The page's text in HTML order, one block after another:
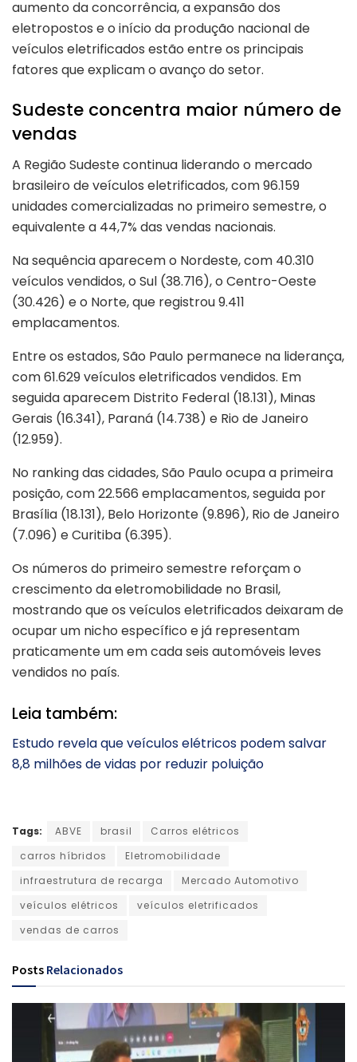
aumento da concorrência, a expansão dos
eletropostos e o início da produção nacional de
veículos eletrificados estão entre os principais
fatores que explicam o avanço do setor.
Sudeste concentra maior número de
vendas
A Região Sudeste continua liderando o mercado
brasileiro de veículos eletrificados, com 96.159
unidades comercializadas no primeiro semestre, o
equivalente a 44,7% das vendas nacionais.
Na sequência aparecem o Nordeste, com 40.310
veículos vendidos, o Sul (38.716), o Centro-Oeste
(30.426) e o Norte, que registrou 9.411
emplacamentos.
Entre os estados, São Paulo permanece na liderança,
com 61.629 veículos eletrificados vendidos. Em
seguida aparecem Distrito Federal (18.131), Minas
Gerais (16.341), Paraná (14.738) e Rio de Janeiro
(12.959).
No ranking das cidades, São Paulo ocupa a primeira
posição, com 22.566 emplacamentos, seguida por
Brasília (18.131), Belo Horizonte (9.896), Rio de Janeiro
(7.096) e Curitiba (6.395).
Os números do primeiro semestre reforçam o
crescimento da eletromobilidade no Brasil,
mostrando que os veículos eletrificados deixaram de
ocupar um nicho específico e já representam
praticamente um em cada seis automóveis leves
vendidos no país.
Leia também:
Estudo revela que veículos elétricos podem salvar
8,8 milhões de vidas por reduzir poluição
Tags: ABVE brasil
Carros elétricos
carros híbridos
Eletromobilidade
infraestrutura de recarga
Mercado Automotivo
veículos elétricos
veículos eletrificados
vendas de carros
Posts Relacionados